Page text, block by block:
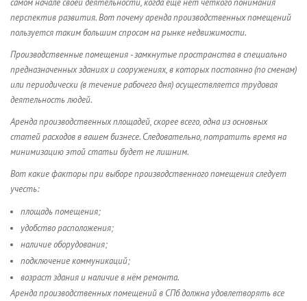
самом начале своей деятельности, когда еще нет четкого понимания
перспектив развития. Вот почему аренда производственных помещений
пользуется таким большим спросом на рынке недвижимости.
Производственные помещения - замкнутые пространства в специально
предназначенных зданиях и сооружениях, в которых постоянно (по сменам)
или периодически (в течение рабочего дня) осуществляется трудовая
деятельность людей.
Аренда производственных площадей, скорее всего, одна из основных
статей расходов в вашем бизнесе. Следовательно, потратить время на
минимизацию этой статьи будет не лишним.
Вот какие факторы при выборе производственного помещения следует
учесть:
площадь помещения;
удобство расположения;
наличие оборудования;
подключение коммуникаций;
возраст здания и наличие в нём ремонта.
Аренда производственных помещений в СПб должна удовлетворять все